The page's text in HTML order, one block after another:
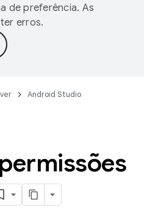
de preferência. As
erros.
Android Studio